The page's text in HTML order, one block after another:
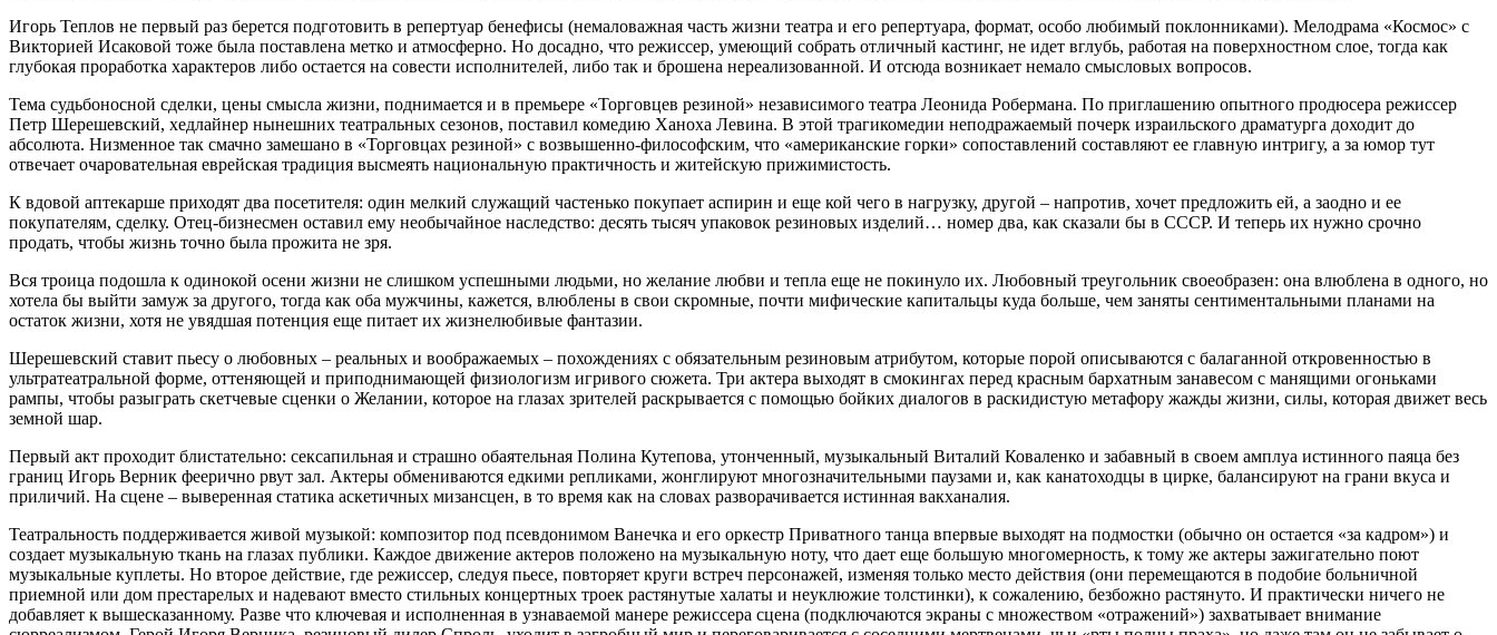
Игорь Теплов не первый раз берется подготовить в репертуар бенефисы (немаловажная часть жизни театра и его репертуара, формат, особо любимый поклонниками). Мелодрама «Космос» с
Викторией Исаковой тоже была поставлена метко и атмосферно. Но досадно, что режиссер, умеющий собрать отличный кастинг, не идет вглубь, работая на поверхностном слое, тогда как
глубокая проработка характеров либо остается на совести исполнителей, либо так и брошена нереализованной. И отсюда возникает немало смысловых вопросов.
Тема судьбоносной сделки, цены смысла жизни, поднимается и в премьере «Торговцев резиной» независимого театра Леонида Робермана. По приглашению опытного продюсера режиссер
Петр Шерешевский, хедлайнер нынешних театральных сезонов, поставил комедию Ханоха Левина. В этой трагикомедии неподражаемый почерк израильского драматурга доходит до
абсолюта. Низменное так смачно замешано в «Торговцах резиной» с возвышенно-философским, что «американские горки» сопоставлений составляют ее главную интригу, а за юмор тут
отвечает очаровательная еврейская традиция высмеять национальную практичность и житейскую прижимистость.
К вдовой аптекарше приходят два посетителя: один мелкий служащий частенько покупает аспирин и еще кой чего в нагрузку, другой – напротив, хочет предложить ей, а заодно и ее
покупателям, сделку. Отец-бизнесмен оставил ему необычайное наследство: десять тысяч упаковок резиновых изделий… номер два, как сказали бы в СССР. И теперь их нужно срочно
продать, чтобы жизнь точно была прожита не зря.
Вся троица подошла к одинокой осени жизни не слишком успешными людьми, но желание любви и тепла еще не покинуло их. Любовный треугольник своеобразен: она влюблена в одного, но
хотела бы выйти замуж за другого, тогда как оба мужчины, кажется, влюблены в свои скромные, почти мифические капитальцы куда больше, чем заняты сентиментальными планами на
остаток жизни, хотя не увядшая потенция еще питает их жизнелюбивые фантазии.
Шерешевский ставит пьесу о любовных – реальных и воображаемых – похождениях с обязательным резиновым атрибутом, которые порой описываются с балаганной откровенностью в
ультратеатральной форме, оттеняющей и приподнимающей физиологизм игривого сюжета. Три актера выходят в смокингах перед красным бархатным занавесом с манящими огоньками
рампы, чтобы разыграть скетчевые сценки о Желании, которое на глазах зрителей раскрывается с помощью бойких диалогов в раскидистую метафору жажды жизни, силы, которая движет весь
земной шар.
Первый акт проходит блистательно: сексапильная и страшно обаятельная Полина Кутепова, утонченный, музыкальный Виталий Коваленко и забавный в своем амплуа истинного паяца без
границ Игорь Верник феерично рвут зал. Актеры обмениваются едкими репликами, жонглируют многозначительными паузами и, как канатоходцы в цирке, балансируют на грани вкуса и
приличий. На сцене – выверенная статика аскетичных мизансцен, в то время как на словах разворачивается истинная вакханалия.
Театральность поддерживается живой музыкой: композитор под псевдонимом Ванечка и его оркестр Приватного танца впервые выходят на подмостки (обычно он остается «за кадром») и
создает музыкальную ткань на глазах публики. Каждое движение актеров положено на музыкальную ноту, что дает еще большую многомерность, к тому же актеры зажигательно поют
музыкальные куплеты. Но второе действие, где режиссер, следуя пьесе, повторяет круги встреч персонажей, изменяя только место действия (они перемещаются в подобие больничной
приемной или дом престарелых и надевают вместо стильных концертных троек растянутые халаты и неуклюжие толстинки), к сожалению, безбожно растянуто. И практически ничего не
добавляет к вышесказанному. Разве что ключевая и исполненная в узнаваемой манере режиссера сцена (подключаются экраны с множеством «отражений») захватывает внимание